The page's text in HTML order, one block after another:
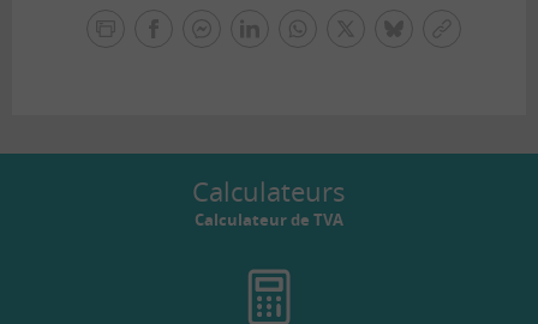
Calculateurs
Calculateur de TVA